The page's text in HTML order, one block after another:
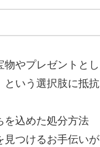
やプレゼントとし
という選択肢に抵抗
を込めた処分方法
見つけるお手伝いが